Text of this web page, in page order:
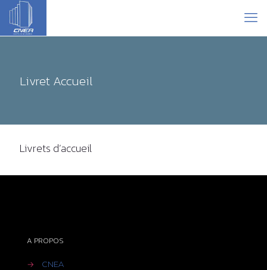
Livret Accueil
Livrets d’accueil
A PROPOS
→
CNEA